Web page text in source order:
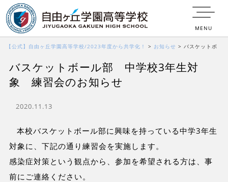
MENU
【公式】自由ヶ丘学園高等学校/2023年度から共学化！ > お知らせ > バスケットボ
ール部 中学校3年生対象 練習会のお知らせ
バスケットボール部 中学校3年生対
象 練習会のお知らせ
2020.11.13
本校バスケットボール部に興味を持っている中学3年生
対象に、下記の通り練習会を実施します。
感染症対策という観点から、参加を希望される方は、事
前にご連絡ください。